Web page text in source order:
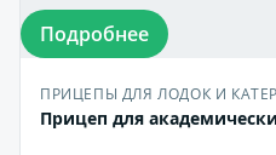
Подробнее
ПРИЦЕПЫ ДЛЯ ЛОДОК И
Прицеп для